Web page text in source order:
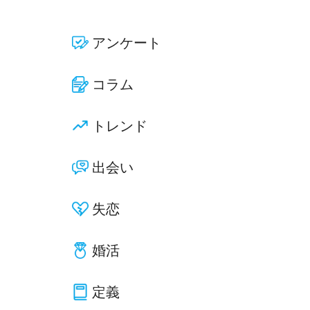
アンケート
コラム
トレンド
出会い
失恋
婚活
定義